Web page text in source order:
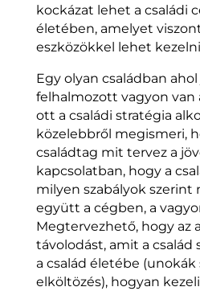
kockázat lehet a családi
életében, amelyet
eszközökkel lehet
Egy olyan családban
felhalmozott vagyon van
ott a családi stratégia
közelebbről megismeri,
családtag mit tervez a
kapcsolatban, hogy a
milyen szabályok
együtt a cégben, a
Megtervezhető, hogy az
távolodást, amit a család
a család életébe (unokák
elköltözés), hogyan